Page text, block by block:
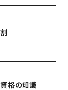
格の知識